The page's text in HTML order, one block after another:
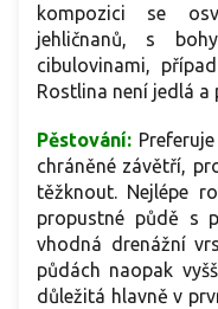
kompozici se
jehličnanů, s
cibulovinami,
Rostlina není jedlá
Pěstování:
chráněné závětří,
těžknout. Nejlépe
propustné půdě s
vhodná drenážní
půdách naopak
důležitá hlavně v